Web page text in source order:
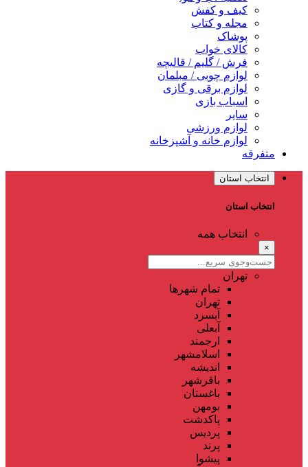
کیف و کفش
مجله و کتاب
پوشاک
کالای خواب
فرش / گلیم / قالیچه
لوازم چوبی / مبلمان
لوازم برقی و گازی
اسباب بازی
سایر
لوازم ورزشی
لوازم خانه و آشپزخانه
متفرقه
انتخاب استان
انتخاب استان
انتخاب همه
×
تهران
تمام شهر‌ها
تهران
آبسرد
آبعلی
ارجمند
اسلامشهر
اندیشه
باقرشهر
باغستان
بومهن
پاکدشت
پردیس
پرند
پیشوا